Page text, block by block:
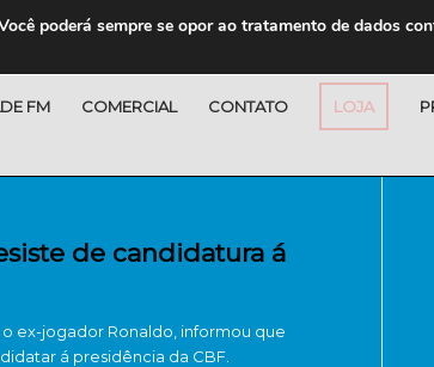
FM COMERCIAL CONTATO LOJA
de candidatura á
o ex-jogador Ronaldo, informou que
á presidência da CBF.
poderá sempre se opor ao tratamento de dados